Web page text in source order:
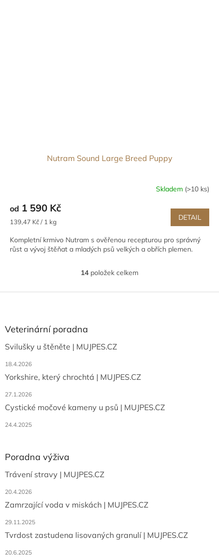
Nutram Sound Large Breed Puppy
Skladem (>10 ks)
od 1 590 Kč
Měrná
139,47 Kč / 1 kg DETAIL
Kompletní krmivo Nutram s ověřenou recepturou pro správný
růst a vývoj štěňat a mladých psů velkých a obřích plemen.
O
l
í
p
k
ý
14položek celkem
aVeterinární poradna
Svilušky u štěněte | MUJPES.CZ
18.4.2026
Yorkshire, který chrochtá | MUJPES.CZ
27.1.2026
Cystické močové kameny u psů | MUJPES.CZ
24.4.2025
Poradna výživa
Trávení stravy | MUJPES.CZ
20.4.2026
Zamrzající voda v miskách | MUJPES.CZ
29.11.2025
Tvrdost zastudena lisovaných granulí | MUJPES.CZ
20.6.2025